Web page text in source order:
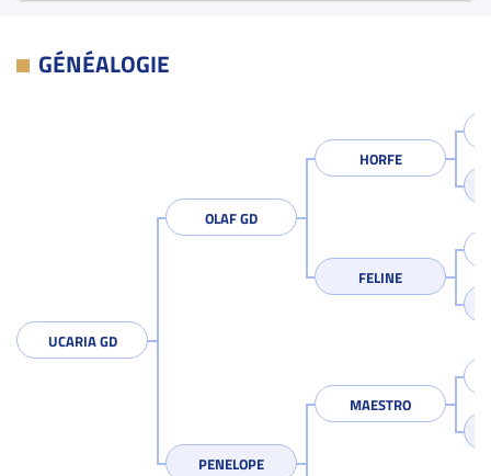
GÉNÉALOGIE
UCARIA GD
OLAF GD
HORFE
FELINE
PENELOPE
MAESTRO